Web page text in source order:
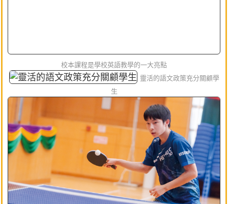
校本課程是學校英語教學的一大亮點
靈活的語文政策充分關顧學
生